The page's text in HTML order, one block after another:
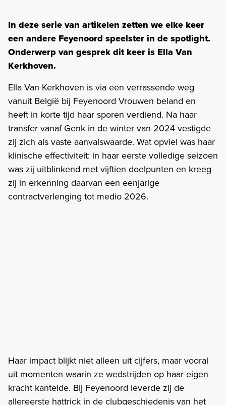
In deze serie van artikelen zetten we elke keer
een andere Feyenoord speelster in de spotlight.
Onderwerp van gesprek dit keer is Ella Van
Kerkhoven.
Ella Van Kerkhoven is via een verrassende weg
vanuit België bij Feyenoord Vrouwen beland en
heeft in korte tijd haar sporen verdiend. Na haar
transfer vanaf Genk in de winter van 2024 vestigde
zij zich als vaste aanvalswaarde. Wat opviel was haar
klinische effectiviteit: in haar eerste volledige seizoen
was zij uitblinkend met vijftien doelpunten en kreeg
zij in erkenning daarvan een eenjarige
contractverlenging tot medio 2026.
Haar impact blijkt niet alleen uit cijfers, maar vooral
uit momenten waarin ze wedstrijden op haar eigen
kracht kantelde. Bij Feyenoord leverde zij de
allereerste hattrick in de clubgeschiedenis van het